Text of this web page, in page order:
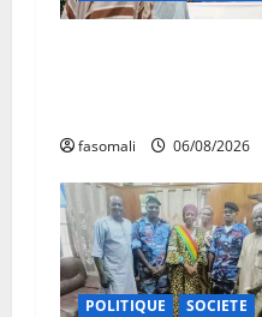
fasomali 06/08/2026
POLITIQUE SOCIETE